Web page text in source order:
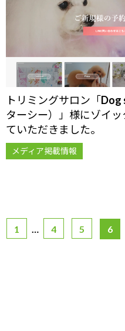
トリミングサロン「
ターシー）」様にゾイ
ていただきました。
メディア掲載情報
1 … 4 5 6